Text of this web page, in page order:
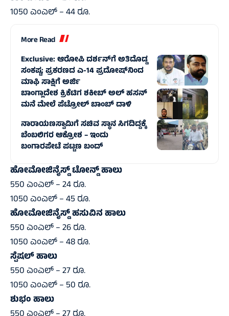
1050 ಎಂಎಲ್‌ – 44 ರೂ.
More Read
Exclusive: ಆರೋಪಿ ದರ್ಶನ್‌ಗೆ ಅತಿದೊಡ್ಡ
ಸಂಕಷ್ಟ; ಪ್ರಕರಣದ ಎ-14 ಪ್ರದೋಷ್‌ನಿಂದ
ಮಾಫಿ ಸಾಕ್ಷಿಗೆ ಅರ್ಜಿ
ಬಾಂಗ್ಲಾದೇಶ ಕ್ರಿಕೆಟಿಗ ಶಕೀಬ್‌ ಅಲ್‌ ಹಸನ್‌
ಮನೆ ಮೇಲೆ ಪೆಟ್ರೋಲ್‌ ಬಾಂಬ್‌ ದಾಳಿ
ನಾರಾಯಣಸ್ವಾಮಿಗೆ ಸಚಿವ ಸ್ಥಾನ ಸಿಗದಿದ್ದಕ್ಕೆ
ಬೆಂಬಲಿಗರ ಆಕ್ರೋಶ – ಇಂದು
ಬಂಗಾರಪೇಟೆ ಪಟ್ಟಣ ಬಂದ್‌
ಹೋಮೋಜಿನೈಸ್ಡ್‌ ಟೋನ್ಡ್‌ ಹಾಲು
550 ಎಂಎಲ್‌ – 24 ರೂ.
1050 ಎಂಎಲ್‌ – 45 ರೂ.
ಹೋಮೋಜಿನೈಸ್ಡ್‌ ಹಸುವಿನ ಹಾಲು
550 ಎಂಎಲ್‌ – 26 ರೂ.
1050 ಎಂಎಲ್‌ – 48 ರೂ.
ಸ್ಪೆಷಲ್‌ ಹಾಲು
550 ಎಂಎಲ್‌ – 27 ರೂ.
1050 ಎಂಎಲ್‌ – 50 ರೂ.
ಶುಭಂ ಹಾಲು